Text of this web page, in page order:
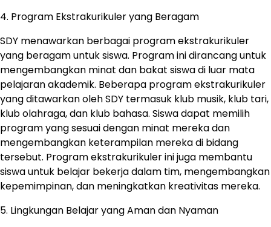
4. Program Ekstrakurikuler yang Beragam
SDY menawarkan berbagai program ekstrakurikuler
yang beragam untuk siswa. Program ini dirancang untuk
mengembangkan minat dan bakat siswa di luar mata
pelajaran akademik. Beberapa program ekstrakurikuler
yang ditawarkan oleh SDY termasuk klub musik, klub tari,
klub olahraga, dan klub bahasa. Siswa dapat memilih
program yang sesuai dengan minat mereka dan
mengembangkan keterampilan mereka di bidang
tersebut. Program ekstrakurikuler ini juga membantu
siswa untuk belajar bekerja dalam tim, mengembangkan
kepemimpinan, dan meningkatkan kreativitas mereka.
5. Lingkungan Belajar yang Aman dan Nyaman